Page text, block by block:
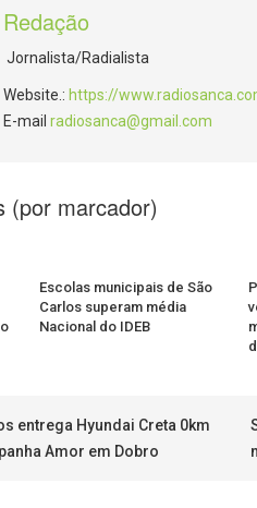
Redação
Jornalista/Radialista
Website.: https://
E-mail radiosanca@gmail.com
(por marcador)
Escolas municipais de São
Carlos superam média
Nacional do IDEB
entrega Hyundai Creta 0km
Amor em Dobro